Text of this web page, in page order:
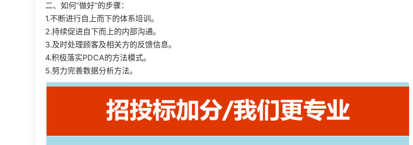
二、如何“做好”的步骤：
1.不断进行自上而下的体系培训。
2.持续促进自下而上的内部沟通。
3.及时处理顾客及相关方的反馈信息。
4.积极落实PDCA的方法模式。
5.努力完善数据分析方法。